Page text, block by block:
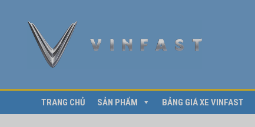
TRANG CHỦ SẢN PHẨM BẢNG GIÁ XE VINFAST